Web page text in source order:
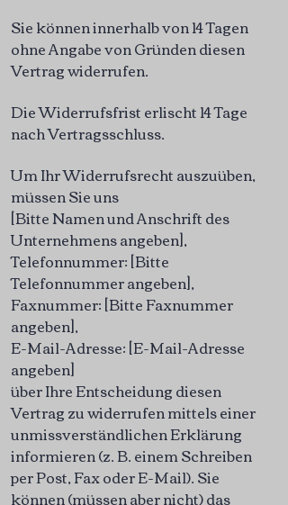
Sie können innerhalb von 14 Tagen
ohne Angabe von Gründen diesen
Vertrag widerrufen.
Die Widerrufsfrist erlischt 14 Tage
nach Vertragsschluss.
Um Ihr Widerrufsrecht auszuüben,
müssen Sie uns
[Bitte Namen und Anschrift des
Unternehmens angeben],
Telefonnummer: [Bitte
Telefonnummer angeben],
Faxnummer: [Bitte Faxnummer
angeben],
E-Mail-Adresse: [E-Mail-Adresse
angeben]
über Ihre Entscheidung diesen
Vertrag zu widerrufen mittels einer
unmissverständlichen Erklärung
informieren (z. B. einem Schreiben
per Post, Fax oder E-Mail). Sie
können (müssen aber nicht) das